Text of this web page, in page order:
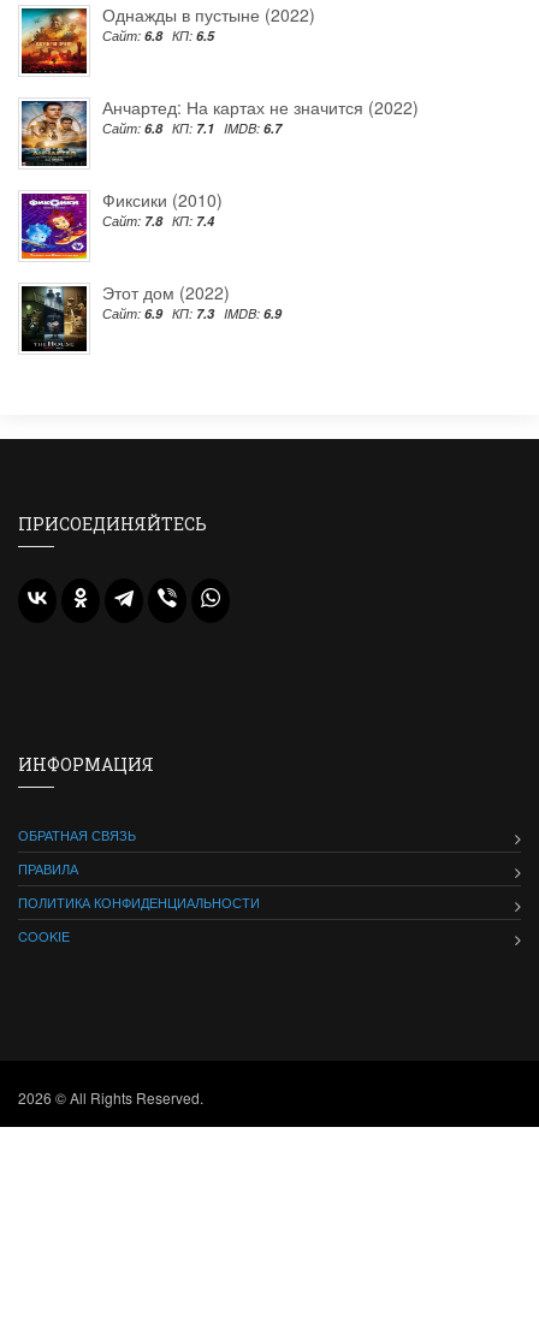
Однажды в пустыне (2022)
Сайт: 6.8 КП: 6.5
Анчартед: На картах не значится (2022)
Сайт: 6.8 КП: 7.1 IMDB: 6.7
Фиксики (2010)
Сайт: 7.8 КП: 7.4
Этот дом (2022)
Сайт: 6.9 КП: 7.3 IMDB: 6.9
ПРИСОЕДИНЯЙТЕСЬ
ИНФОРМАЦИЯ
ОБРАТНАЯ СВЯЗЬ
ПРАВИЛА
ПОЛИТИКА КОНФИДЕНЦИАЛЬНОСТИ
COOKIE
2026 © All Rights Reserved.